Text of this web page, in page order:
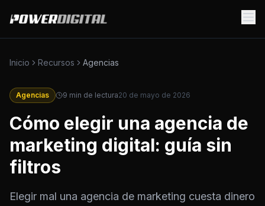
Inicio Recursos Agencias
Agencias 9 min de lectura20 de mayo de 2026
Cómo elegir una agencia de
marketing digital: guía sin
filtros
Elegir mal una agencia de marketing cuesta dinero